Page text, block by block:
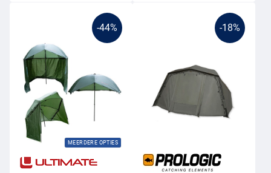
-44%
MEERDERE OPTIES
-18%